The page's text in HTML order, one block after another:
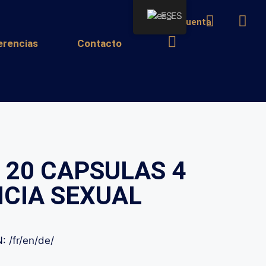
Mi cuenta
Contacto
CAPSULAS 4
SEXUAL
/fr/en/de/
ES